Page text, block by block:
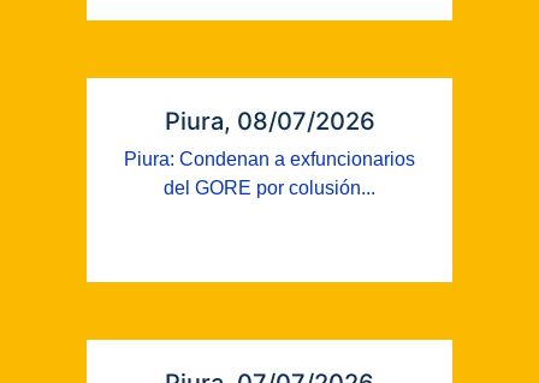
Piura, 08/07/2026
Piura: Condenan a exfuncionarios
del GORE por colusión...